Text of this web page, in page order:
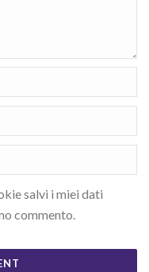
salvi i miei dati
commento.